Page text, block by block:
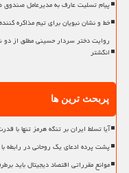
پیام تسلیت عارف به مدیرعامل صندوق
خط و نشان نبویان برای تیم مذاکره
روایت دختر سردار حسینی مطلق از
انگشتر
پربحث ترین ها
آیا تسلط ایران بر تنگه هرمز تنها با
پشت پرده ادعای یک روحانی در رابطه با ۲۸ بار استعفای مسعود پزشکیان
موانع مقرراتی اقتصاد دیجیتال باید